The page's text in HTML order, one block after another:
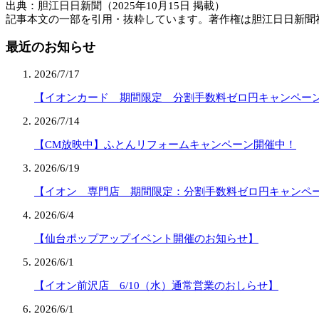
出典：胆江日日新聞（2025年10月15日 掲載）
記事本文の一部を引用・抜粋しています。著作権は胆江日日新聞
最近のお知らせ
2026/7/17
【イオンカード 期間限定 分割手数料ゼロ円キャンペーン
2026/7/14
【CM放映中】ふとんリフォームキャンペーン開催中！
2026/6/19
【イオン 専門店 期間限定：分割手数料ゼロ円キャンペー
2026/6/4
【仙台ポップアップイベント開催のお知らせ】
2026/6/1
【イオン前沢店 6/10（水）通常営業のおしらせ】
2026/6/1